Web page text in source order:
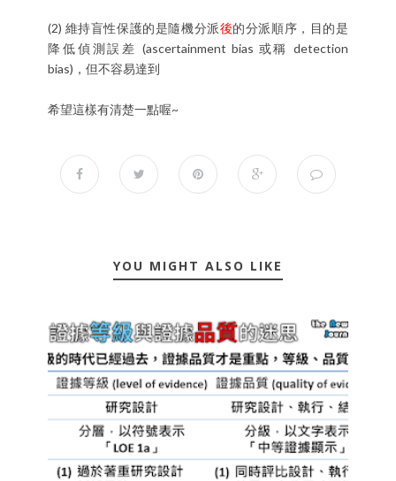
(2) 維持盲性保護的是隨機分派後的分派順序，目的是
降低偵測誤差 (ascertainment bias 或稱 detection
bias)，但不容易達到
希望這樣有清楚一點喔~
YOU MIGHT ALSO LIKE